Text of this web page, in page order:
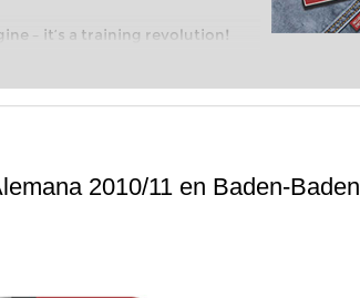
– it’s a training revolution!
into the world of club chess,
a more personalised
2010/11 en Baden-Baden